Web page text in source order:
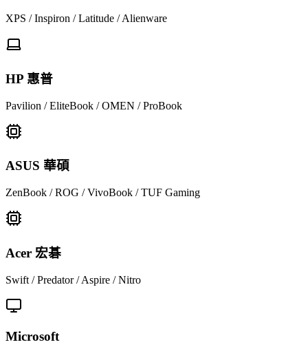
XPS / Inspiron / Latitude / Alienware
HP 惠普
Pavilion / EliteBook / OMEN / ProBook
ASUS 華碩
ZenBook / ROG / VivoBook / TUF Gaming
Acer 宏碁
Swift / Predator / Aspire / Nitro
Microsoft